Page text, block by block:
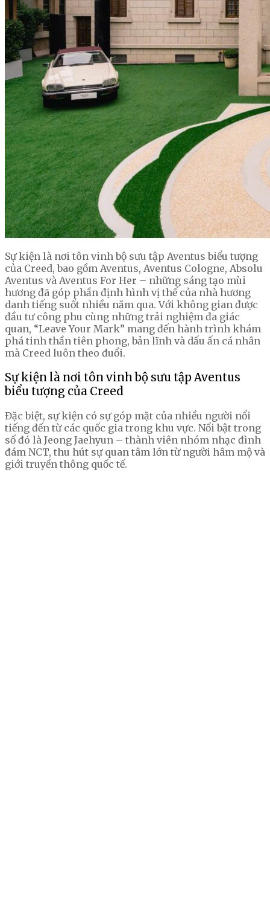
Sự kiện là nơi tôn vinh bộ sưu tập Aventus biểu tượng
của Creed, bao gồm Aventus, Aventus Cologne, Absolu
Aventus và Aventus For Her – những sáng tạo mùi
hương đã góp phần định hình vị thế của nhà hương
danh tiếng suốt nhiều năm qua. Với không gian được
đầu tư công phu cùng những trải nghiệm đa giác
quan, “Leave Your Mark” mang đến hành trình khám
phá tinh thần tiên phong, bản lĩnh và dấu ấn cá nhân
mà Creed luôn theo đuổi.
Sự kiện là nơi tôn vinh bộ sưu tập Aventus
biểu tượng của Creed
Đặc biệt, sự kiện có sự góp mặt của nhiều người nổi
tiếng đến từ các quốc gia trong khu vực. Nổi bật trong
số đó là Jeong Jaehyun – thành viên nhóm nhạc đình
đám NCT, thu hút sự quan tâm lớn từ người hâm mộ và
giới truyền thông quốc tế.